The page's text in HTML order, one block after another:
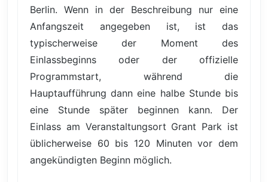
Berlin. Wenn in der Beschreibung nur eine
Anfangszeit angegeben ist, ist das
typischerweise der Moment des
Einlassbeginns oder der offizielle
Programmstart, während die
Hauptaufführung dann eine halbe Stunde bis
eine Stunde später beginnen kann. Der
Einlass am Veranstaltungsort Grant Park ist
üblicherweise 60 bis 120 Minuten vor dem
angekündigten Beginn möglich.